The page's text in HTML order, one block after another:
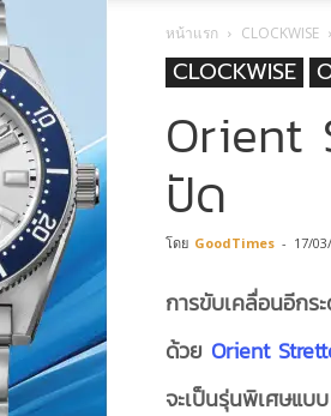
หน้าแรก CLOCKWISE
CLOCKWISE
Orient
ปัด
โดย GoodTimes - 17/
การขับเคลื่อนอีกร
ด้วย Orient
จะเป็นรุ่นพิเศษแ